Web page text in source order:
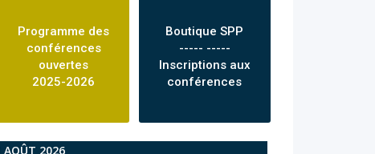
Programme des
conférences
ouvertes
2025-2026
Boutique SPP
----- -----
Inscriptions aux
conférences
AOÛT 2026